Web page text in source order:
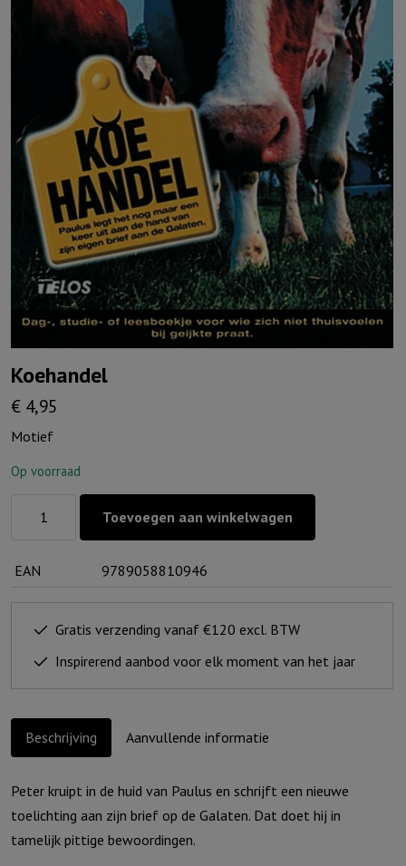
Koehandel
€ 4,95
Motief
Op voorraad
Toevoegen aan winkelwagen
EAN 9789058810946
Gratis verzending vanaf €120 excl. BTW
Inspirerend aanbod voor elk moment van het jaar
Beschrijving Aanvullende informatie
Peter kruipt in de huid van Paulus en schrijft een nieuwe
toelichting aan zijn brief op de Galaten. Dat doet hij in
tamelijk pittige bewoordingen.